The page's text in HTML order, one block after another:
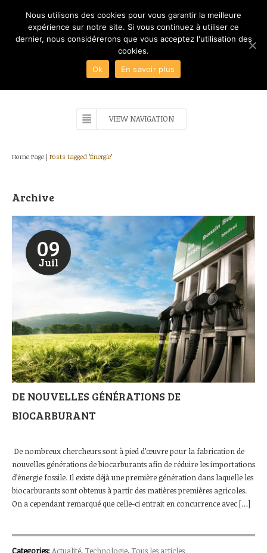
VIEW NAVIGATION
Home Page | Posts tagged "Énergie"
Archive
09
Juil
DE NOUVELLES GÉNÉRATIONS DE
BIOCARBURANT
De nombreux chercheurs sont à pied d’œuvre pour la fabrication de
nouvelles générations de biocarburants afin de réduire les importations
d’énergie fossile. Il existe déjà une première génération dans laquelle les
biocarburants sont obtenus à partir des matières premières agricoles.
On a cependant remarqué que celle-ci entrait en concurrence avec […]
Categories:Actualité, Technologie, Tous les articles
Nous utilisons des cookies pour vous garantir la meilleure
expérience sur notre site. Si vous continuez à utiliser ce
dernier, nous considérerons que vous acceptez l'utilisation des
cookies.
Ok
En savoir plus